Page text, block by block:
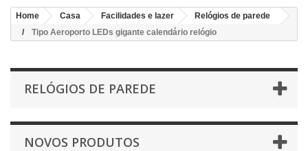
Home Casa Facilidades e lazer
Relógios de parede
Tipo Aeroporto LEDs gigante calendário relógio
RELÓGIOS DE PAREDE
NOVOS PRODUTOS